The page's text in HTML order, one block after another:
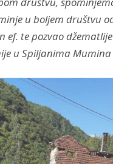
u boljem društvu
ef. te pozvao
u Spiljanima